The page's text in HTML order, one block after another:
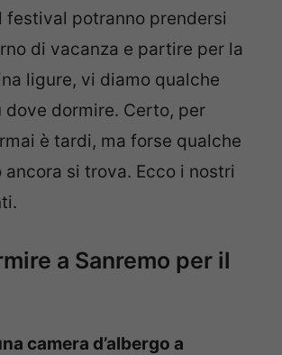
festival potranno prendersi
di vacanza e partire per la
ligure, vi diamo qualche
dove dormire. Certo, per
è tardi, ma forse qualche
si trova. Ecco i nostri
a Sanremo per il
camera d’albergo a